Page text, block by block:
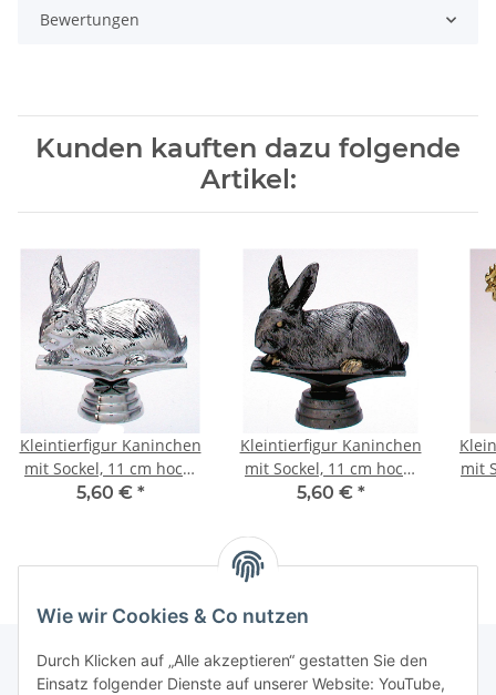
Wie wir Cookies & Co nutzen
Durch Klicken auf „Alle akzeptieren“ gestatten Sie den
Einsatz folgender Dienste auf unserer Website: YouTube,
Bewertungen
Kunden kauften dazu folgende
Artikel:
Kleintierfigur Kaninchen
mit Sockel, 11 cm hoch,
silber
5,60 € *
Kleintierfigur Kaninchen
mit Sockel, 11 cm hoch,
resin
5,60 € *
mit